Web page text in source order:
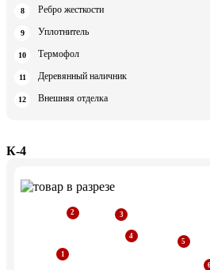
Ребро жесткости
Уплотнитель
Термофол
Деревянный наличник
Внешняя отделка
К-4